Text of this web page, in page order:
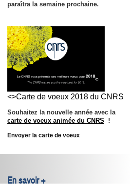
paraîtra la semaine prochaine.
<>Carte de voeux 2018 du CNRS
Souhaitez la nouvelle année avec la
carte de voeux animée du CNRS !
Envoyer la carte de voeux
En savoir +